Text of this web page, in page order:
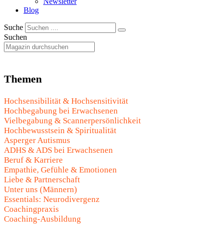
Blog
Suche
Suchen
Themen
Hochsensibilität & Hochsensitivität
Hochbegabung bei Erwachsenen
Vielbegabung & Scannerpersönlichkeit
Hochbewusstsein & Spiritualität
Asperger Autismus
ADHS & ADS bei Erwachsenen
Beruf & Karriere
Empathie, Gefühle & Emotionen
Liebe & Partnerschaft
Unter uns (Männern)
Essentials: Neurodivergenz
Coachingpraxis
Coaching-Ausbildung